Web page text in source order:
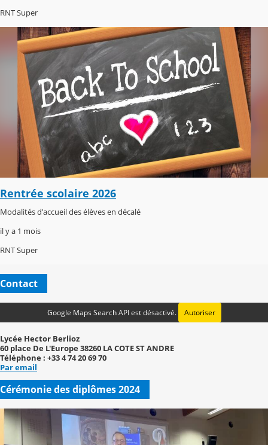
RNT Super
Rentrée scolaire 2026
Modalités d'accueil des élèves en décalé
il y a 1 mois
RNT Super
Contact
Google Maps Search API est désactivé. Autoriser
Lycée Hector Berlioz
60 place De L'Europe 38260 LA COTE ST ANDRE
Téléphone : +33 4 74 20 69 70
Par email
Cérémonie des diplômes 2024